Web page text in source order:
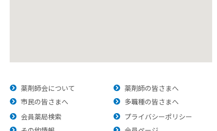
薬剤師会について
市民の皆さまへ
薬剤師の皆さまへ
多職種の皆さまへ
会員薬局検索
プライバシーポリシー